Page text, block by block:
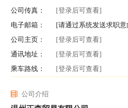
公司传真：
[登录后可查看]
电子邮箱：
[请通过系统发送求职意
公司主页：
[登录后可查看]
通讯地址：
[登录后可查看]
乘车路线：
[登录后可查看]
公司介绍